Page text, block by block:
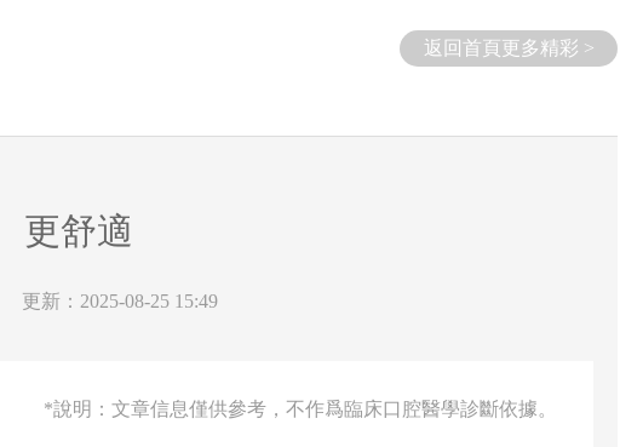
返回首頁更多精彩 >
更舒適
更新：2025-08-25 15:49
*說明：文章信息僅供參考，不作爲臨床口腔醫學診斷依據。